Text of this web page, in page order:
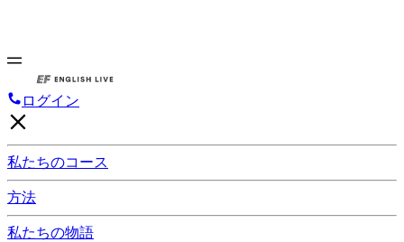
ログイン
私たちのコース
方法
私たちの物語